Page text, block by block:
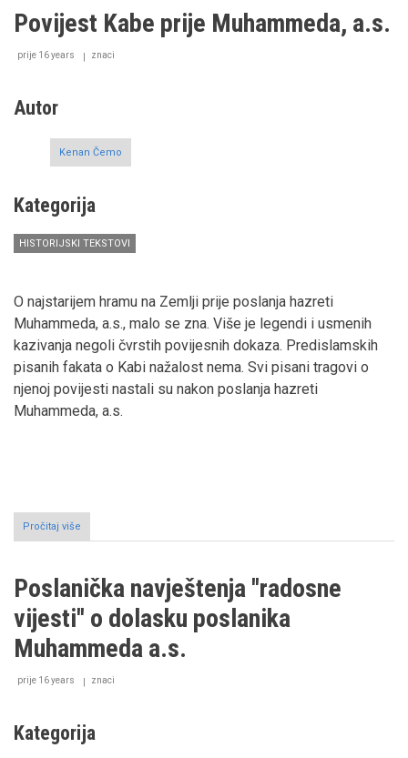
alejhisselam,
Hezekijelu,
Povijest Kabe prije Muhammeda, a.s.
prije 16 years znaci
Autor
Kenan Čemo
Kategorija
HISTORIJSKI TEKSTOVI
O najstarijem hramu na Zemlji prije poslanja hazreti
Muhammeda, a.s., malo se zna. Više je legendi i usmenih
kazivanja negoli čvrstih povijesnih dokaza. Predislamskih
pisanih fakata o Kabi nažalost nema. Svi pisani tragovi o
njenoj povijesti nastali su nakon poslanja hazreti
Muhammeda, a.s.
Pročitaj više
Povijest
Muhammeda,
Poslanička navještenja ''radosne
vijesti'' o dolasku poslanika
Muhammeda a.s.
prije 16 years znaci
Kategorija